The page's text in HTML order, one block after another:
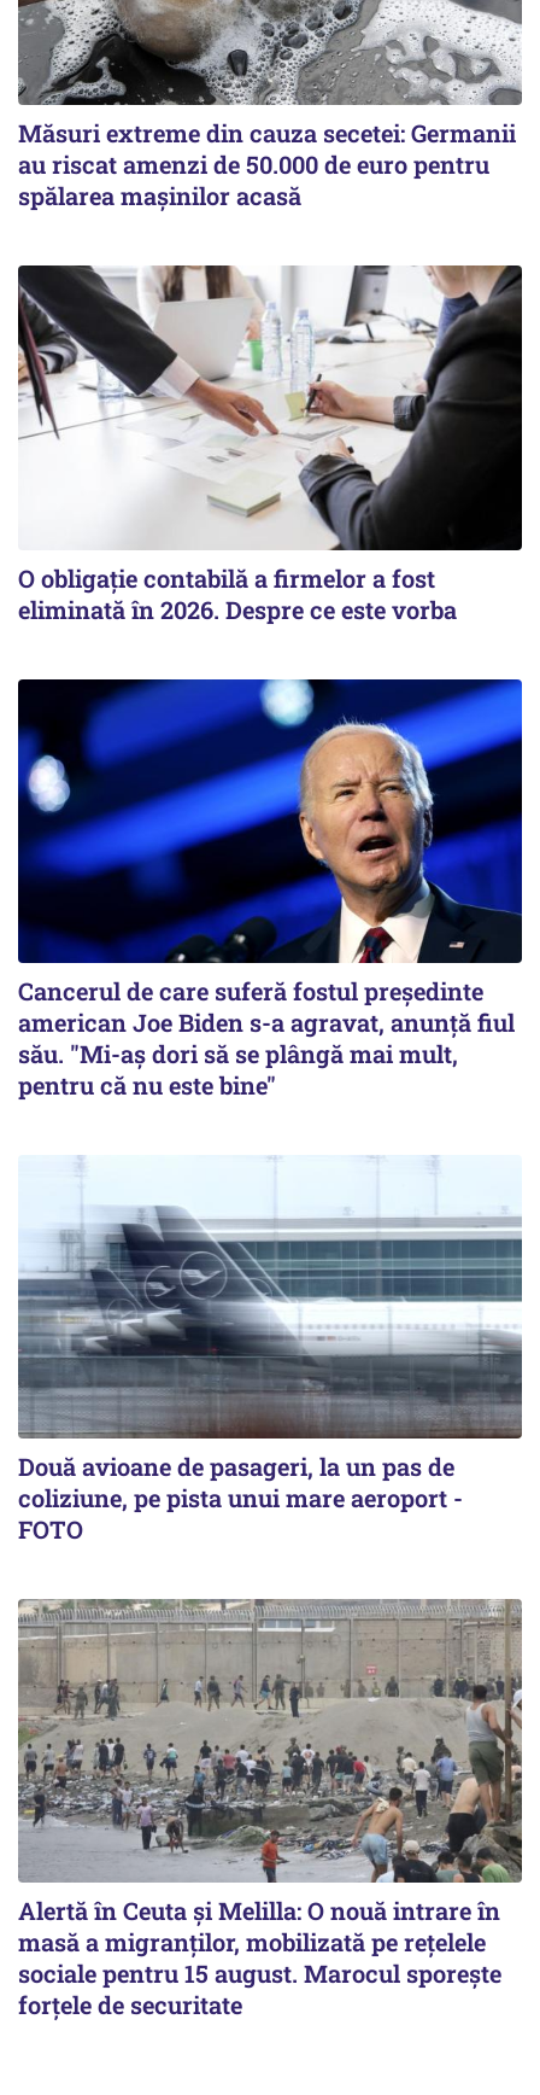
Măsuri extreme din cauza secetei: Germanii
au riscat amenzi de 50.000 de euro pentru
spălarea mașinilor acasă
O obligație contabilă a firmelor a fost
eliminată în 2026. Despre ce este vorba
Cancerul de care suferă fostul preşedinte
american Joe Biden s-a agravat, anunță fiul
său. "Mi-aș dori să se plângă mai mult,
pentru că nu este bine"
Două avioane de pasageri, la un pas de
coliziune, pe pista unui mare aeroport -
FOTO
Alertă în Ceuta și Melilla: O nouă intrare în
masă a migranților, mobilizată pe rețelele
sociale pentru 15 august. Marocul sporește
forțele de securitate